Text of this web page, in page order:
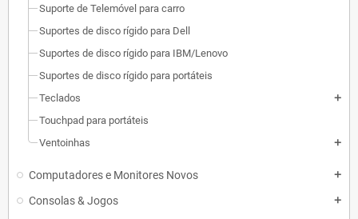
Suporte de Telemóvel para carro
Suportes de disco rígido para Dell
Suportes de disco rígido para IBM/Lenovo
Suportes de disco rígido para portáteis
Teclados
add
Touchpad para portáteis
Ventoinhas
add
Computadores e Monitores Novos add
Consolas & Jogos add